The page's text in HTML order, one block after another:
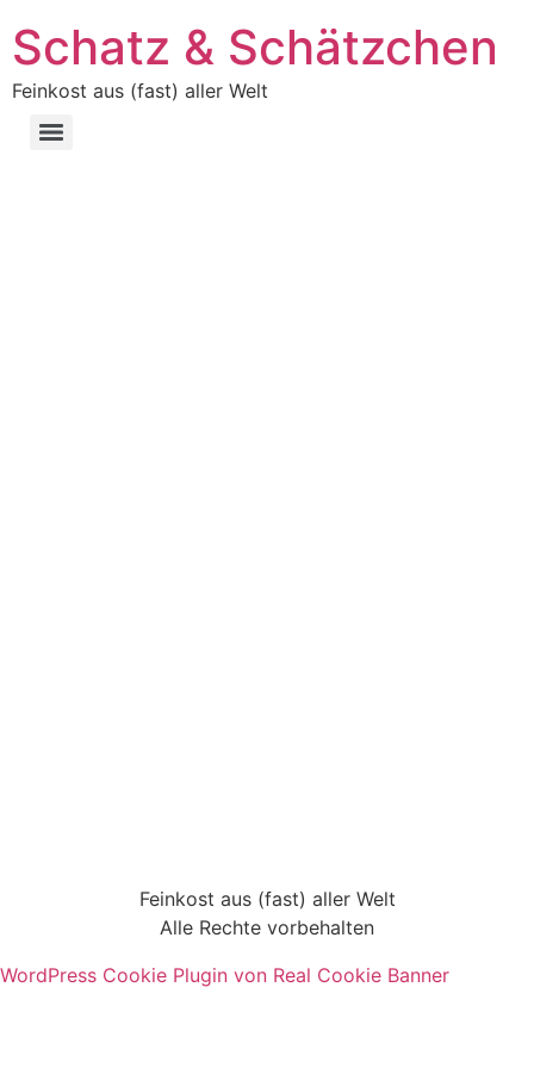
Schatz & Schätzchen
Feinkost aus (fast) aller Welt
Feinkost aus (fast) aller Welt
Alle Rechte vorbehalten
WordPress Cookie Plugin von Real Cookie Banner